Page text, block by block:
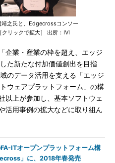
之氏と、Edgecrossコンソー
リックで拡大］ 出所：IVI
業・産業の枠を超え、エッジ
た新たな付加価値創出を目指
のデータ活用を支える「エッジ
ウェアプラットフォーム」の構
以上が参加し、基本ソフトウェ
活用事例の拡大などに取り組ん
ITオープンプラットフォーム構
」に、2018年春発売